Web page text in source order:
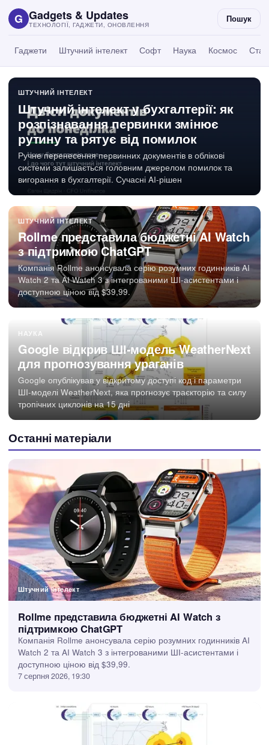
G Gadgets & Updates
ТЕХНОЛОГІЇ, ГАДЖЕТИ, ОНОВЛЕННЯ
Пошук
Гаджети Штучний інтелект Софт Наука Космос
ШТУЧНИЙ ІНТЕЛЕКТ
Штучний інтелект у бухгалтерії: як
розпізнавання первинки змінює
рутину та рятує від помилок
Ручне перенесення первинних документів в облікові
системи залишається головним джерелом помилок та
вигорання в бухгалтерії. Сучасні AI-рішен
ШТУЧНИЙ ІНТЕЛЕКТ
Rollme представила бюджетні AI Watch
з підтримкою ChatGPT
Компанія Rollme анонсувала серію розумних годинників AI
Watch 2 та AI Watch 3 з інтегрованими ШІ-асистентами і
доступною ціною від $39,99.
НАУКА
Google відкрив ШІ-модель WeatherNext
для прогнозування ураганів
Google опублікував у відкритому доступі код і параметри
ШІ-моделі WeatherNext, яка прогнозує траєкторію та силу
тропічних циклонів на 15 дні
Останні матеріали
Штучний інтелект
Rollme представила бюджетні AI Watch з
підтримкою ChatGPT
Компанія Rollme анонсувала серію розумних годинників AI
Watch 2 та AI Watch 3 з інтегрованими ШІ-асистентами і
доступною ціною від $39,99.
7 серпня 2026, 19:30